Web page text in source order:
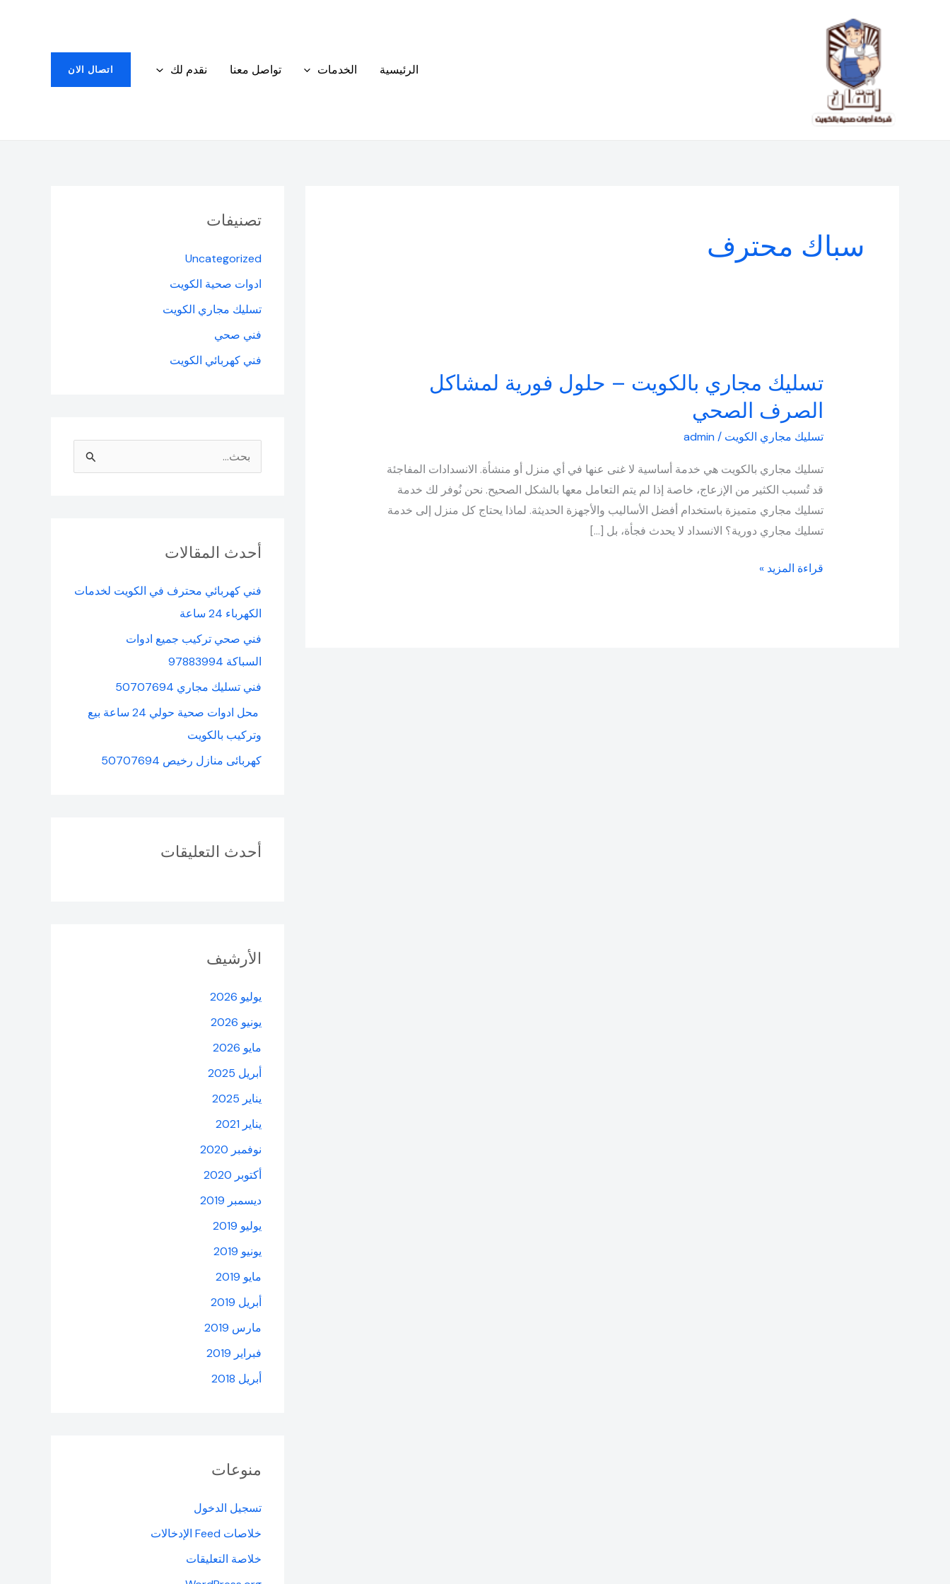
الرئيسية
الخدمات تواصل معنا نقدم لك اتصال الان
سباك محترف
تسليك مجاري بالكويت – حلول فورية لمشاكل
الصرف الصحي
تسليك مجاري الكويت /
admin
تسليك مجاري بالكويت هي خدمة أساسية لا غنى عنها في أي منزل أو منشأة. الانسدادات المفاجئة
قد تُسبب الكثير من الإزعاج، خاصة إذا لم يتم التعامل معها بالشكل الصحيح. نحن نُوفر لك خدمة
تسليك مجاري متميزة باستخدام أفضل الأساليب والأجهزة الحديثة. لماذا يحتاج كل منزل إلى خدمة
تسليك مجاري دورية؟ الانسداد لا يحدث فجأة، بل […]
تسليك
مجاري
بالكويت
–
حلول
فورية
لمشاكل
الصرف
قراءة المزيد »
تصنيفات
Uncategorized
ادوات صحية الكويت
تسليك مجاري الكويت
فني صحي
فني كهربائي الكويت
ث
ن
:
أحدث المقالات
فني كهربائي محترف في الكويت لخدمات
الكهرباء 24 ساعة
فني صحي تركيب جميع ادوات
السباكة 97883994
فني تسليك مجاري 50707694
محل ادوات صحية حولي 24 ساعة بيع
وتركيب بالكويت
كهربائى منازل رخيص 50707694
أحدث التعليقات
الأرشيف
يوليو 2026
يونيو 2026
مايو 2026
أبريل 2025
يناير 2025
يناير 2021
نوفمبر 2020
أكتوبر 2020
ديسمبر 2019
يوليو 2019
يونيو 2019
مايو 2019
أبريل 2019
مارس 2019
فبراير 2019
أبريل 2018
منوعات
تسجيل الدخول
خلاصات Feed الإدخالات
خلاصة التعليقات